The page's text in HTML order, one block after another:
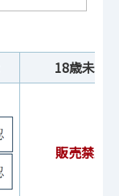
18歳未満
販売禁止